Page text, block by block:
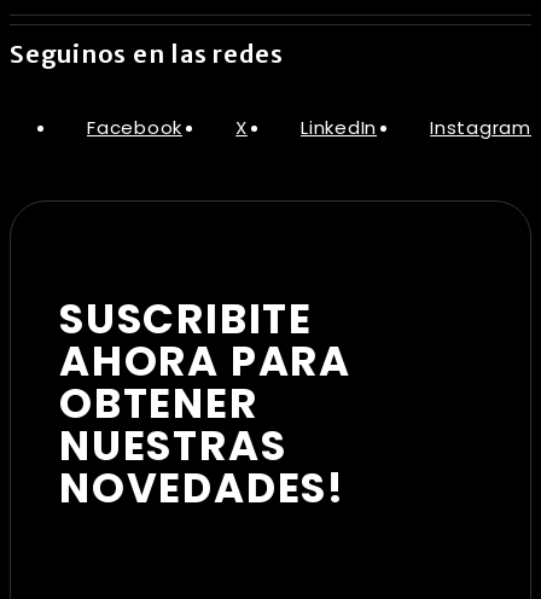
Seguinos en las redes
Facebook X LinkedIn Instagram
SUSCRIBITE
AHORA PARA
OBTENER
NUESTRAS
NOVEDADES!